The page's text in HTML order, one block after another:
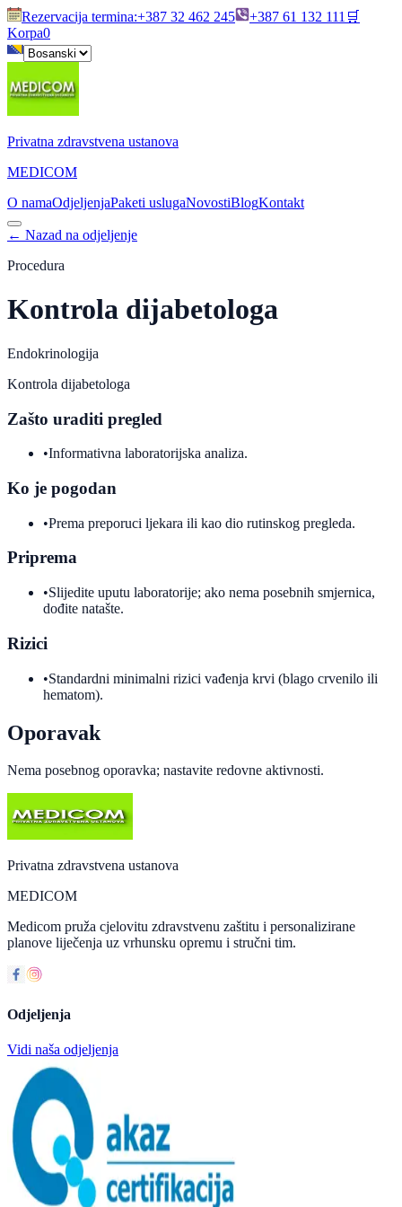
Rezervacija termina:+387 32 462 245 +387 61 132 111 🛒
Korpa0
Privatna zdravstvena ustanova
MEDICOM
O namaOdjeljenjaPaketi uslugaNovostiBlogKontakt
← Nazad na odjeljenje
Procedura
Kontrola dijabetologa
Endokrinologija
Kontrola dijabetologa
Zašto uraditi pregled
•Informativna laboratorijska analiza.
Ko je pogodan
•Prema preporuci ljekara ili kao dio rutinskog pregleda.
Priprema
•Slijedite uputu laboratorije; ako nema posebnih smjernica,
dođite natašte.
Rizici
•Standardni minimalni rizici vađenja krvi (blago crvenilo ili
hematom).
Oporavak
Nema posebnog oporavka; nastavite redovne aktivnosti.
Privatna zdravstvena ustanova
MEDICOM
Medicom pruža cjelovitu zdravstvenu zaštitu i personalizirane
planove liječenja uz vrhunsku opremu i stručni tim.
Odjeljenja
Vidi naša odjeljenja